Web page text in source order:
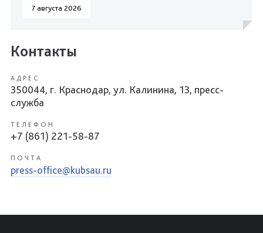
7 августа 2026
Контакты
АДРЕС
350044, г. Краснодар, ул. Калинина, 13, пресс-
служба
ТЕЛЕФОН
+7 (861) 221-58-87
ПОЧТА
press-office@kubsau.ru